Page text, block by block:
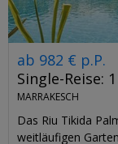
ab 982 € p.P.
Single-Reise:
MARRAKESCH
Das Riu Tikida
weitläufigen